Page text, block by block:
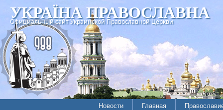
УКРАЇНА ПРАВОСЛАВНА
Официальный сайт Украинской Православной Церкви
Новости Главная